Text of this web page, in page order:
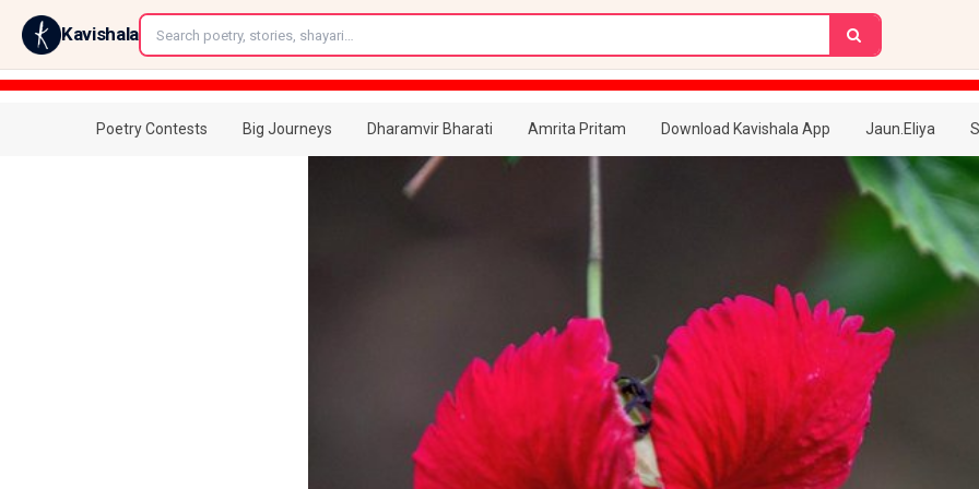
Kavishala
Poetry Contests Big Journeys Dharamvir Bharati Amrita Pritam Download Kavishala App Jaun.Eliya